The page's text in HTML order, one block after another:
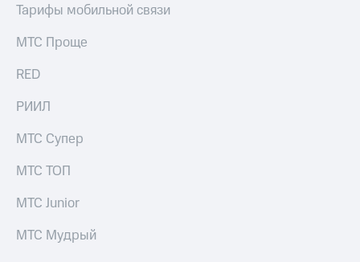
Тарифы мобильной связи
МТС Проще
RED
РИИЛ
МТС Супер
МТС ТОП
МТС Junior
МТС Мудрый